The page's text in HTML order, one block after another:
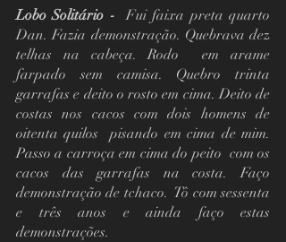
Lobo Solitário -
  Fui faixa preta quarto
Dan. Fazia demonstração. Quebrava dez
telhas na cabeça. Rodo  em arame
farpado sem camisa. Quebro trinta
garrafas e deito o rosto em cima. Deito de
costas nos cacos com dois homens de
oitenta quilos  pisando em cima de mim.
Passo a carroça em cima do peito  com os
cacos das garrafas na costa. Faço
demonstração de tchaco.  Tô com sessenta
e três anos e ainda faço estas
demonstrações.